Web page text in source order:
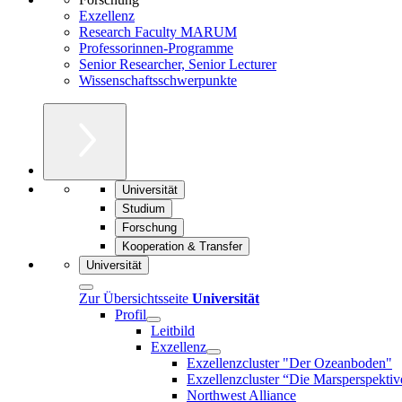
Exzellenz
Research Faculty MARUM
Professorinnen-Programme
Senior Researcher, Senior Lecturer
Wissenschaftsschwerpunkte
Universität
Studium
Forschung
Kooperation & Transfer
Universität
Zur Übersichtsseite Universität
Profil
Leitbild
Exzellenz
Exzellenzcluster "Der Ozeanboden"
Exzellenzcluster “Die
Northwest Alliance